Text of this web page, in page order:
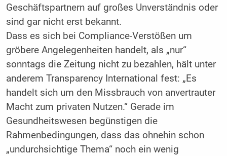
Geschäftspartnern auf großes Unverständnis oder
sind gar nicht erst bekannt.
Dass es sich bei Compliance-Verstößen um
gröbere Angelegenheiten handelt, als „nur“
sonntags die Zeitung nicht zu bezahlen, hält unter
anderem Transparency International fest: „Es
handelt sich um den Missbrauch von anvertrauter
Macht zum privaten Nutzen.“ Gerade im
Gesundheitswesen begünstigen die
Rahmenbedingungen, dass das ohnehin schon
„undurchsichtige Thema“ noch ein wenig